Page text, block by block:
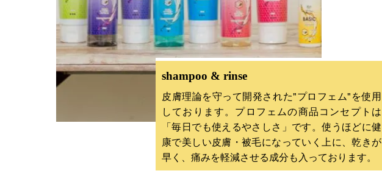
shampoo & rinse
皮膚理論を守って開発された"プロフェム"を使用
しております。プロフェムの商品コンセプトは
「毎日でも使えるやさしさ」です。使うほどに健
康で美しい皮膚・被毛になっていく上に、乾きが
早く、痛みを軽減させる成分も入っております。